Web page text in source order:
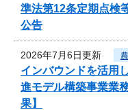
準法第12条定期点検
公告
2026年7月6日更新
インバウンドを活用
進モデル構築事業業
果】